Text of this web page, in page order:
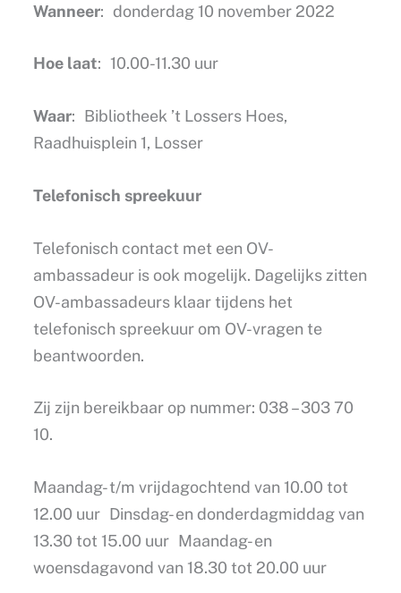
Wanneer: donderdag 10 november 2022
Hoe laat: 10.00-11.30 uur
Waar: Bibliotheek ’t Lossers Hoes,
Raadhuisplein 1, Losser
Telefonisch spreekuur
Telefonisch contact met een OV-
ambassadeur is ook mogelijk. Dagelijks zitten
OV-ambassadeurs klaar tijdens het
telefonisch spreekuur om OV-vragen te
beantwoorden.
Zij zijn bereikbaar op nummer: 038 – 303 70
10.
Maandag- t/m vrijdagochtend van 10.00 tot
12.00 uur Dinsdag- en donderdagmiddag van
13.30 tot 15.00 uur Maandag- en
woensdagavond van 18.30 tot 20.00 uur